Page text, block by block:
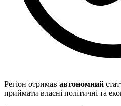
Регіон отримав автономний
приймати власні політичні та